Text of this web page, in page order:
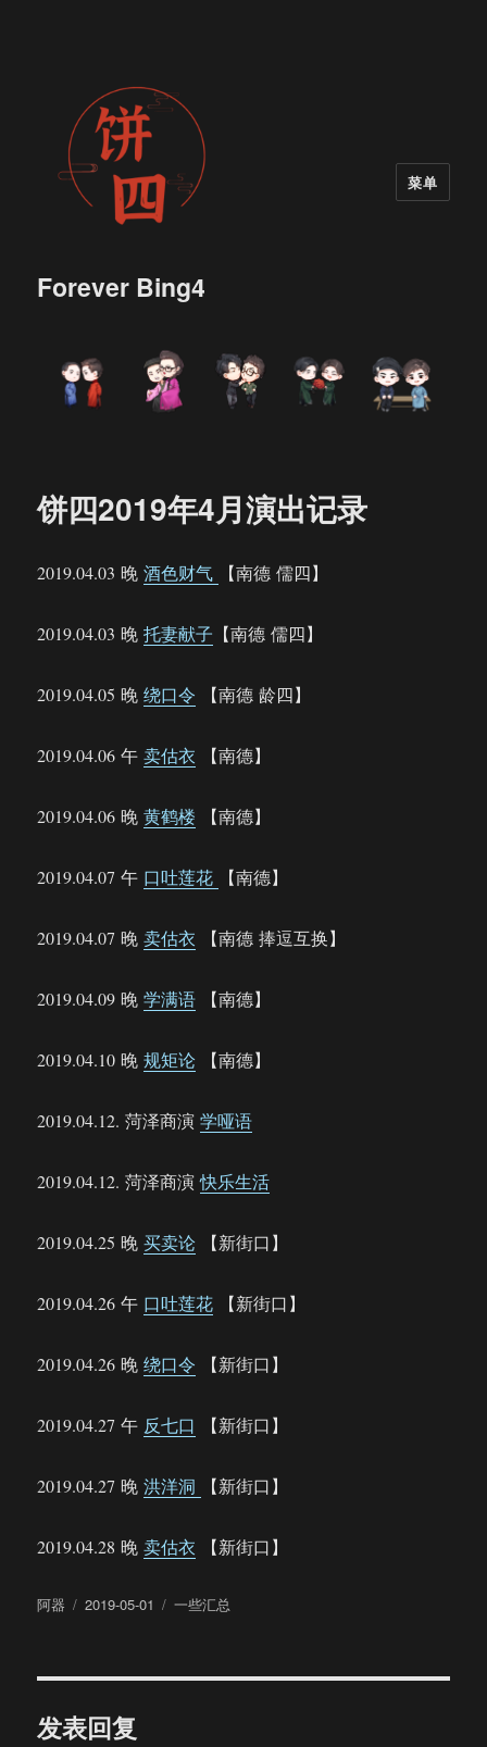
Forever Bing4
菜单
饼四2019年4月演出记录
2019.04.03 晚酒色财气 【南德 儒四】
2019.04.03 晚托妻献子 【南德 儒四】
2019.04.05 晚绕口令 【南德 龄四】
2019.04.06 午卖估衣 【南德】
2019.04.06 晚黄鹤楼 【南德】
2019.04.07 午 口吐莲花 【南德】
2019.04.07 晚卖估衣 【南德 捧逗互换】
2019.04.09 晚学满语 【南德】
2019.04.10 晚规矩论 【南德】
2019.04.12. 菏泽商演学哑语
2019.04.12. 菏泽商演快乐生活
2019.04.25 晚买卖论 【新街口】
2019.04.26 午 口吐莲花 【新街口】
2019.04.26 晚绕口令 【新街口】
2019.04.27 午 反七口 【新街口】
2019.04.27 晚洪洋洞 【新街口】
2019.04.28 晚卖估衣 【新街口】
作
阿器
发
2019-05-01
分
一些汇总
发表回复